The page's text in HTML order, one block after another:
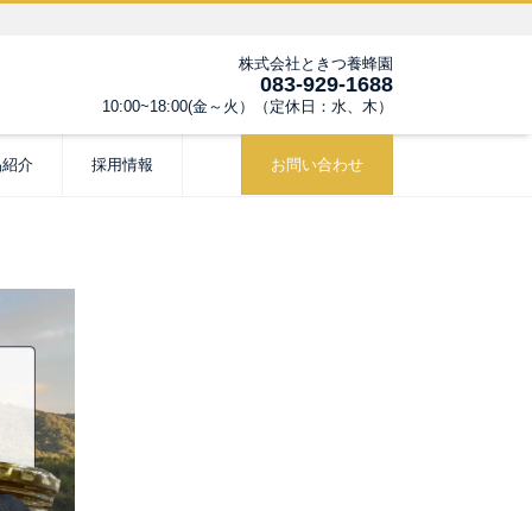
株式会社ときつ養蜂園
083-929-1688
10:00~18:00(金～火）（定休日：水、木）
介 採用情報 お問い合わせ